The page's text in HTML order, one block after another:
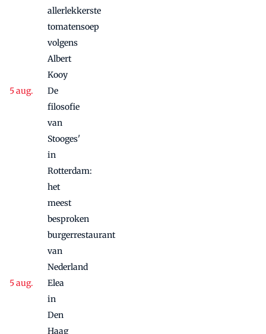
allerlekkerste
tomatensoep
volgens
Albert
Kooy
De
filosofie
van
Stooges'
in
Rotterdam:
het
meest
besproken
burgerrestaurant
van
Nederland
Elea
in
Den
Haag